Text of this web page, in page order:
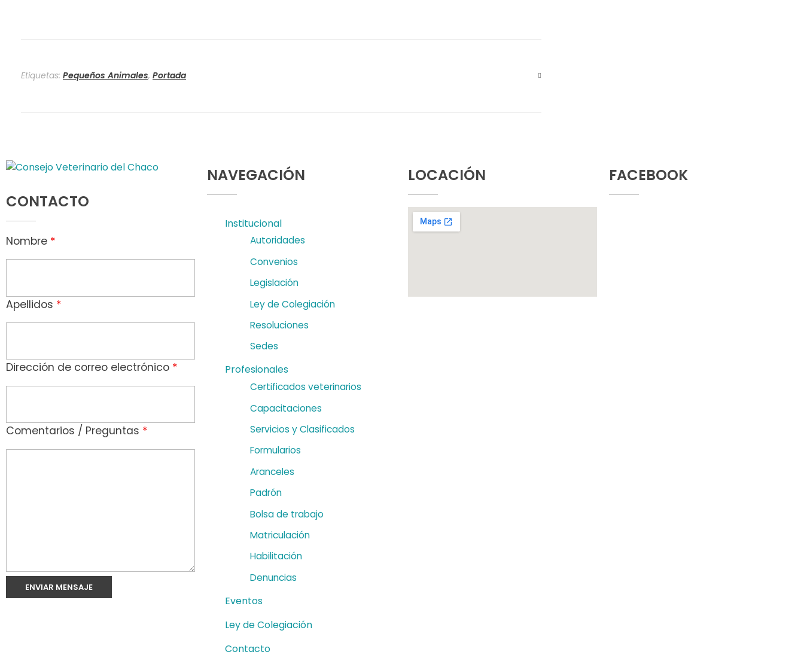
e
B
A
,
d
e
r
a
t
l
g
í
Etiquetas: Pequeños Animales, Portada
CONTACTO
Nombre *
Apellidos *
Dirección de correo electrónico *
Comentarios / Preguntas *
NAVEGACIÓN
Institucional
Autoridades
Convenios
Legislación
Ley de Colegiación
Resoluciones
Sedes
Profesionales
Certificados veterinarios
Capacitaciones
Servicios y Clasificados
Formularios
Aranceles
Padrón
Bolsa de trabajo
Matriculación
Habilitación
Denuncias
Eventos
Ley de Colegiación
Contacto
LOCACIÓN FACEBOOK